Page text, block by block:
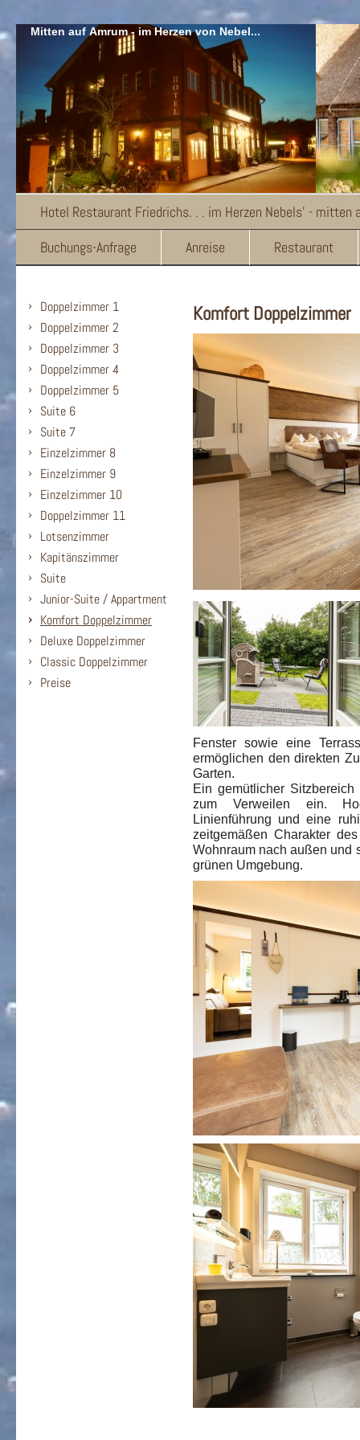
Mitten auf Amrum - im Herzen von Nebel...
Hotel Restaurant Friedrichs. . . im Herzen Nebels' - mitten
Buchungs-Anfrage
Anreise Restaurant
Doppelzimmer 1
Doppelzimmer 2
Doppelzimmer 3
Doppelzimmer 4
Doppelzimmer 5
Suite 6
Suite 7
Einzelzimmer 8
Einzelzimmer 9
Einzelzimmer 10
Doppelzimmer 11
Lotsenzimmer
Kapitänszimmer
Suite
Junior-Suite / Appartment
Komfort Doppelzimmer
Deluxe Doppelzimmer
Classic Doppelzimmer
Preise
Komfort Doppelzimmer
Fenster sowie eine
ermöglichen den direkten
Garten.
Ein gemütlicher
zum Verweilen ein.
Linienführung und eine
zeitgemäßen Charakter
Wohnraum nach außen und
grünen Umgebung.